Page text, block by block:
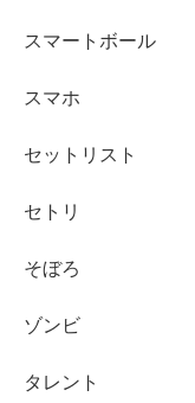
スマートボール
スマホ
セットリスト
セトリ
そぼろ
ゾンビ
タレント